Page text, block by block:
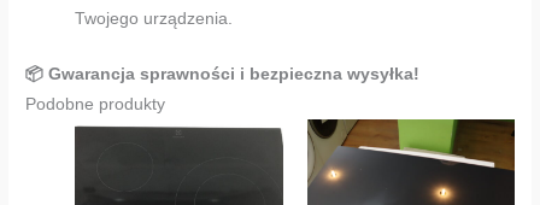
Twojego urządzenia.
📦 Gwarancja sprawności i bezpieczna wysyłka!
Podobne produkty